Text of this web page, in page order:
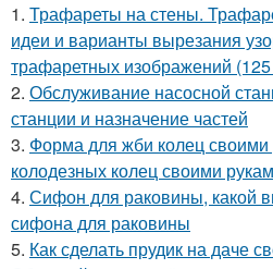
1. Трафареты на стены.
идеи и варианты вырезания
трафаретных изображений
2. Обслуживание насосной
станции и назначение частей
3. Форма для жби колец
колодезных колец своими
4. Сифон для раковины, какой
сифона для раковины
5. Как сделать прудик на даче